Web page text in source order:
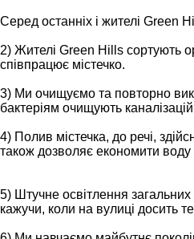
Серед останніх і жителі Green
2) Жителі Green Hills сортують
співпрацює містечко.
3) Ми очищуємо та повторно
бактеріям очищують
4) Полив містечка, до речі,
також дозволяє економити воду
5) Штучне освітлення загальних
кажучи, коли на вулиці досить